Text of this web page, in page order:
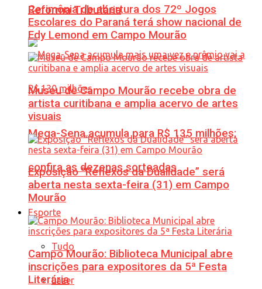
Reforma Tributária
Mega-Sena acumula para R$ 135 milhões;
confira as dezenas sorteadas
Esporte
Tudo
Lazer
Cerimônia de abertura dos 72º Jogos
Escolares do Paraná terá show nacional de
Edy Lemond em Campo Mourão
Museu de Campo Mourão recebe obra de
artista curitibana e amplia acervo de artes
visuais
Exposição “Reflexos da Dualidade” será
aberta nesta sexta-feira (31) em Campo
Mourão
Campo Mourão: Biblioteca Municipal abre
inscrições para expositores da 5ª Festa
Literária